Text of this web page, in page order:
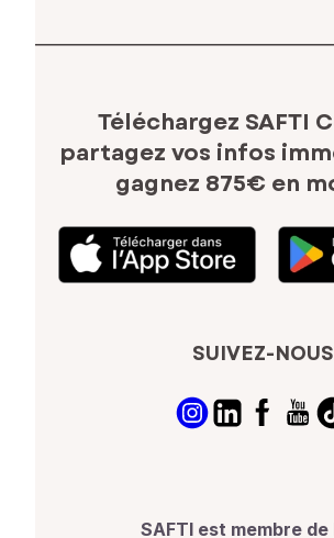
Téléchargez SAFTI
partagez vos infos
gagnez 875€ en
SUIVEZ-NOUS
SAFTI est membre de